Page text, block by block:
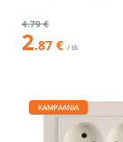
4.79 €
2.87 € / tk
KAMPAANIA